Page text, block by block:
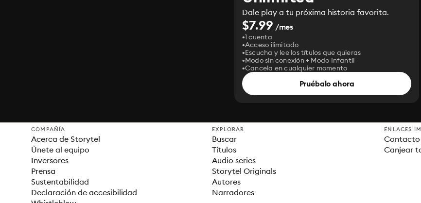
Dale play a tu próxima historia favorita.
$7.99 /mes
1 cuenta
Acceso ilimitado
Escucha y lee los títulos que quieras
Modo sin conexión + Modo Infantil
Cancela en cualquier momento
Pruébalo ahora
COMPAÑÍA
Acerca de Storytel
Únete al equipo
Inversores
Prensa
Sustentabilidad
Declaración de accesibilidad
EXPLORAR
Buscar
Títulos
Audio series
Storytel Originals
Autores
Narradores
ENLACES
Contacto
Canjear